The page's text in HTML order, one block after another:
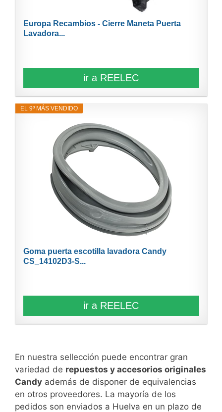
Europa Recambios - Cierre Maneta Puerta
Lavadora...
ir a REELEC
EL 9º MÁS VENDIDO
Goma puerta escotilla lavadora Candy
CS_14102D3-S...
ir a REELEC
En nuestra sellección puede encontrar gran
variedad de repuestos y accesorios originales
Candy además de disponer de equivalencias
en otros proveedores. La mayoría de los
pedidos son enviados a Huelva en un plazo de